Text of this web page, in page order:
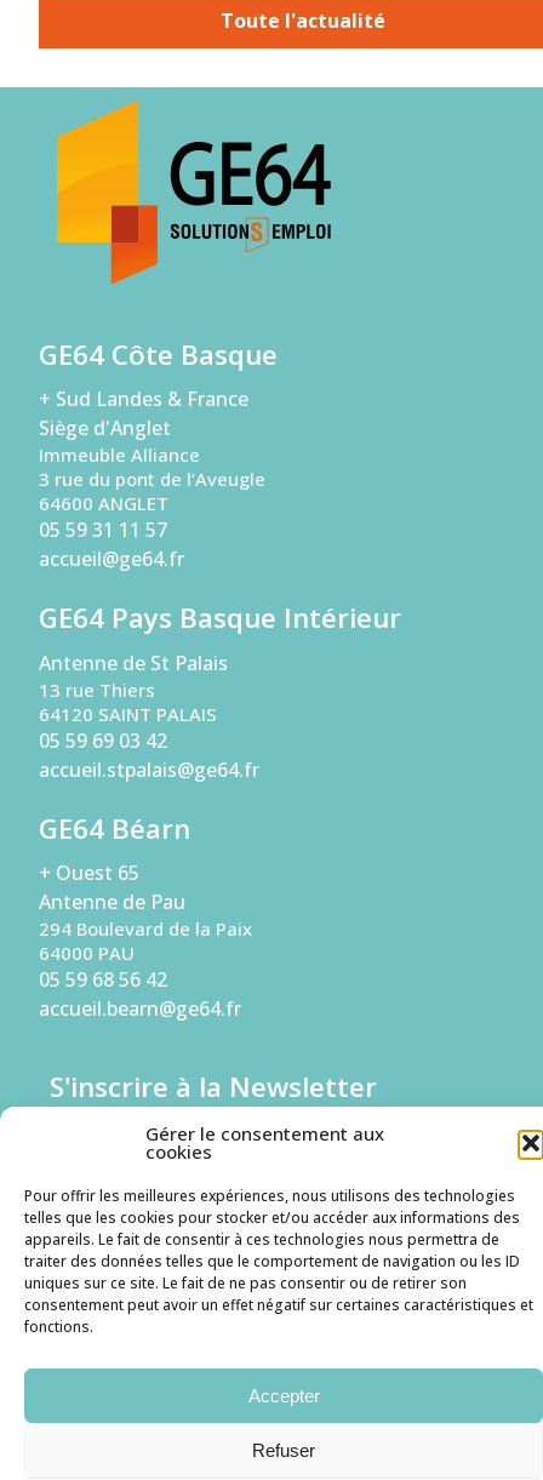
Gérer le consentement aux
cookies
Pour offrir les meilleures expériences, nous utilisons des technologies
telles que les cookies pour stocker et/ou accéder aux informations des
appareils. Le fait de consentir à ces technologies nous permettra de
traiter des données telles que le comportement de navigation ou les ID
uniques sur ce site. Le fait de ne pas consentir ou de retirer son
consentement peut avoir un effet négatif sur certaines caractéristiques et
fonctions.
Accepter
Refuser
Toute l'actualité
GE64 Côte Basque
+ Sud Landes & France
Siège d'Anglet
Immeuble Alliance
3 rue du pont de l’Aveugle
64600 ANGLET
05 59 31 11 57
accueil@ge64.fr
GE64 Pays Basque Intérieur
Antenne de St Palais
13 rue Thiers
64120 SAINT PALAIS
05 59 69 03 42
accueil.stpalais@ge64.fr
GE64 Béarn
+ Ouest 65
Antenne de Pau
294 Boulevard de la Paix
64000 PAU
05 59 68 56 42
accueil.bearn@ge64.fr
S'inscrire à la Newsletter
Je suis une entreprise
Je suis un candidat
Mentions légales